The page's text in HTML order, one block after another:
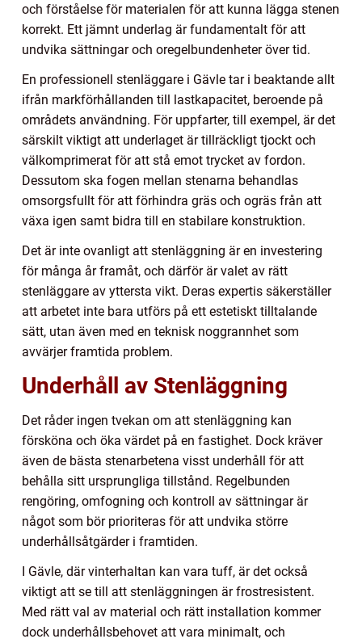
och förståelse för materialen för att kunna lägga stenen
korrekt. Ett jämnt underlag är fundamentalt för att
undvika sättningar och oregelbundenheter över tid.
En professionell stenläggare i Gävle tar i beaktande allt
ifrån markförhållanden till lastkapacitet, beroende på
områdets användning. För uppfarter, till exempel, är det
särskilt viktigt att underlaget är tillräckligt tjockt och
välkomprimerat för att stå emot trycket av fordon.
Dessutom ska fogen mellan stenarna behandlas
omsorgsfullt för att förhindra gräs och ogräs från att
växa igen samt bidra till en stabilare konstruktion.
Det är inte ovanligt att stenläggning är en investering
för många år framåt, och därför är valet av rätt
stenläggare av yttersta vikt. Deras expertis säkerställer
att arbetet inte bara utförs på ett estetiskt tilltalande
sätt, utan även med en teknisk noggrannhet som
avvärjer framtida problem.
Underhåll av Stenläggning
Det råder ingen tvekan om att stenläggning kan
försköna och öka värdet på en fastighet. Dock kräver
även de bästa stenarbetena visst underhåll för att
behålla sitt ursprungliga tillstånd. Regelbunden
rengöring, omfogning och kontroll av sättningar är
något som bör prioriteras för att undvika större
underhållsåtgärder i framtiden.
I Gävle, där vinterhaltan kan vara tuff, är det också
viktigt att se till att stenläggningen är frostresistent.
Med rätt val av material och rätt installation kommer
dock underhållsbehovet att vara minimalt, och